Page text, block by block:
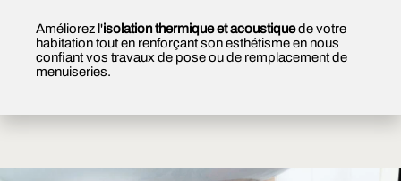
Améliorez l'isolation thermique et acoustiquede votre
habitation tout en renforçant son esthétisme en nous
confiant vos travaux de pose ou de remplacement de
menuiseries.